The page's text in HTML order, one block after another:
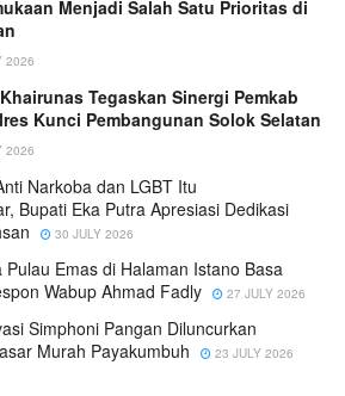
Menjadi Salah Satu Prioritas di
2026
Tegaskan Sinergi Pemkab
Kunci Pembangunan Solok Selatan
2026
Narkoba dan LGBT Itu
Bupati Eka Putra Apresiasi Dedikasi
30 JULY 2026
Emas di Halaman Istano Basa
Wabup Ahmad Fadly
27 JULY 2026
Simphoni Pangan Diluncurkan
Murah Payakumbuh
23 JULY 2026